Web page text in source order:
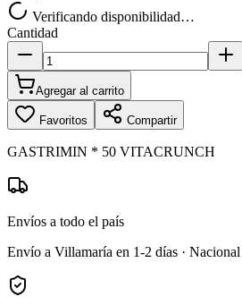
Verificando disponibilidad…
Cantidad
Agregar al carrito
Favoritos Compartir
GASTRIMIN * 50 VITACRUNCH
Envíos a todo el país
Envío a Villamaría en 1-2 días ·